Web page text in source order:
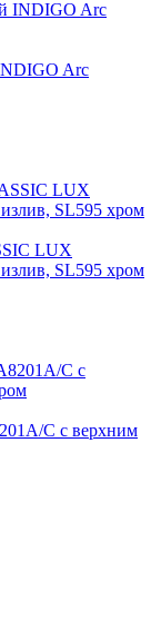
Arc
LUX
SL595 хром
C с верхним